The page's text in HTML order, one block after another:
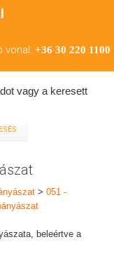
vonal: +36 30 220 1100
vagy a keresett
> 051 -
beleértve a